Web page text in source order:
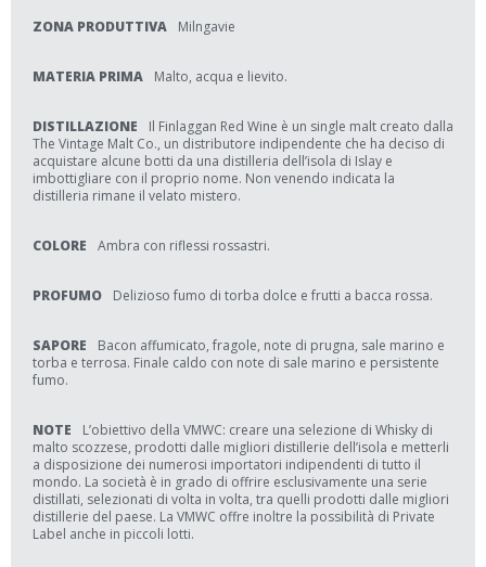
ZONA PRODUTTIVA Milngavie
MATERIA PRIMA Malto, acqua e lievito.
DISTILLAZIONE
Il Finlaggan Red Wine è un single malt creato dalla
The Vintage Malt Co., un distributore indipendente che ha deciso di
acquistare alcune botti da una distilleria dell’isola di Islay e
imbottigliare con il proprio nome. Non venendo indicata la
distilleria rimane il velato mistero.
COLORE Ambra con riflessi rossastri.
PROFUMO Delizioso fumo di torba dolce e frutti a bacca rossa.
SAPORE
Bacon affumicato, fragole, note di prugna, sale marino e
torba e terrosa. Finale caldo con note di sale marino e persistente
fumo.
NOTE
L’obiettivo della VMWC: creare una selezione di Whisky di
malto scozzese, prodotti dalle migliori distillerie dell’isola e metterli
a disposizione dei numerosi importatori indipendenti di tutto il
mondo. La società è in grado di offrire esclusivamente una serie
distillati, selezionati di volta in volta, tra quelli prodotti dalle migliori
distillerie del paese. La VMWC offre inoltre la possibilità di Private
Label anche in piccoli lotti.